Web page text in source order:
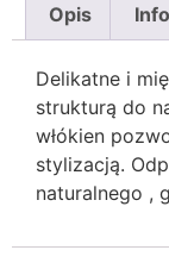
Opis
Delikatne i
strukturą do
włókien
stylizacją.
naturalnego ,